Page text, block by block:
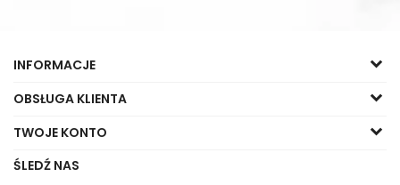
INFORMACJE
OBSŁUGA KLIENTA
TWOJE KONTO
ŚLEDŹ NAS